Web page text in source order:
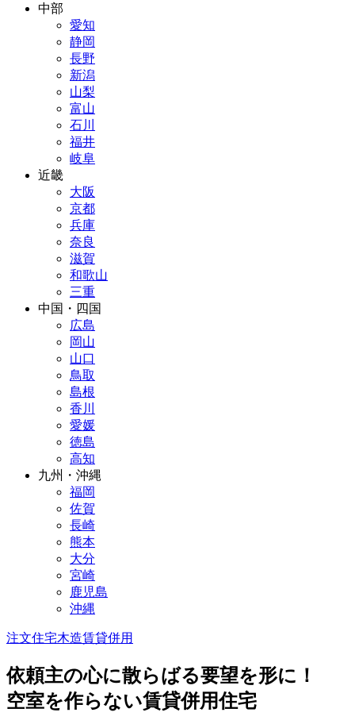
中部
愛知
静岡
長野
新潟
山梨
富山
石川
福井
岐阜
近畿
大阪
京都
兵庫
奈良
滋賀
和歌山
三重
中国・四国
広島
岡山
山口
鳥取
島根
香川
愛媛
徳島
高知
九州・沖縄
福岡
佐賀
長崎
熊本
大分
宮崎
鹿児島
沖縄
注文住宅木造賃貸併用
依頼主の心に散らばる要望を形に！
空室を作らない賃貸併用住宅